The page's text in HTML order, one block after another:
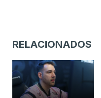
RELACIONADOS